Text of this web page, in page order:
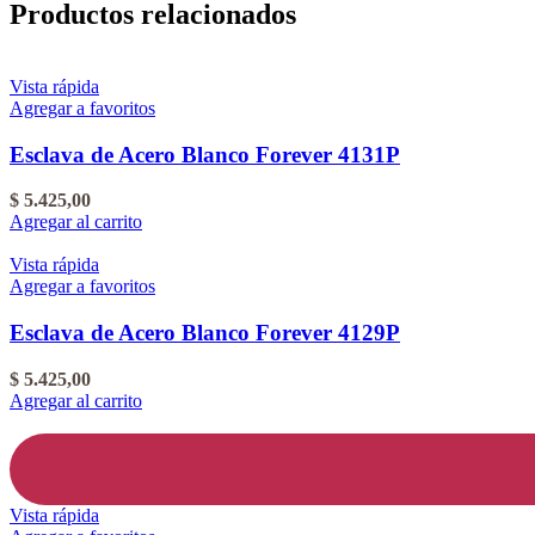
Productos relacionados
Vista rápida
Agregar a favoritos
Esclava de Acero Blanco Forever 4131P
$ 5.425,00
Agregar al carrito
Vista rápida
Agregar a favoritos
Esclava de Acero Blanco Forever 4129P
$ 5.425,00
Agregar al carrito
Vista rápida